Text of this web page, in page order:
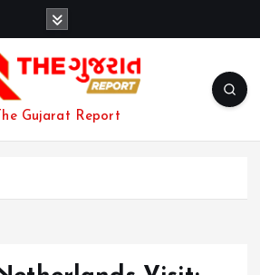
The Gujarat Report